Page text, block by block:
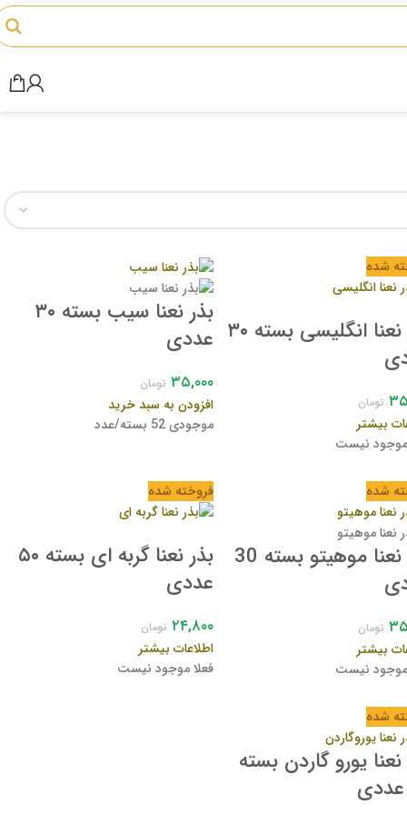
شده
بذر نعنا انگلیسی بسته ۳۰
تومان
بیشتر
موجود نیست
بذر نعنا سیب بسته ۳۰
عددی
۳۵,۰۰۰ تومان
افزودن به سبد خرید
موجودی 52 بسته/عدد
شده
بذر نعنا موهیتو بسته 30
تومان
بیشتر
موجود نیست
فروخته شده
بذر نعنا گربه ای بسته ۵۰
عددی
۲۴,۸۰۰ تومان
اطلاعات بیشتر
فعلا موجود نیست
شده
یورو گاردن بسته